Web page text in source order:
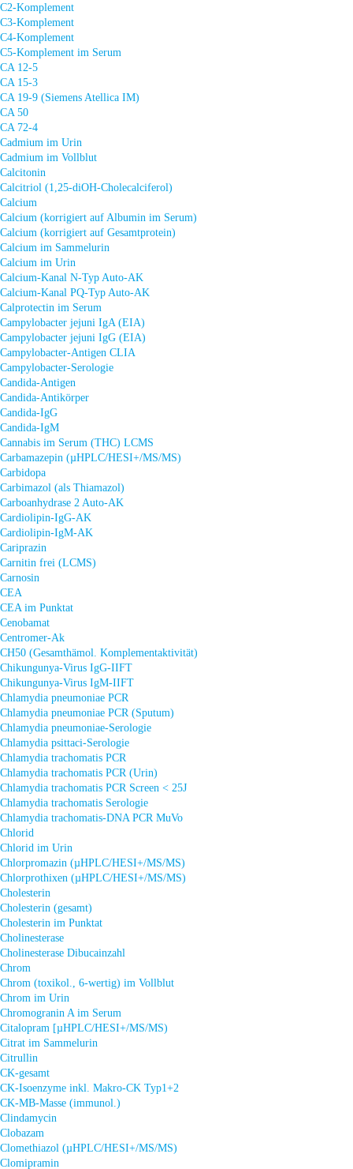
C2-Komplement
C3-Komplement
C4-Komplement
C5-Komplement im Serum
CA 12-5
CA 15-3
CA 19-9 (Siemens Atellica IM)
CA 50
CA 72-4
Cadmium im Urin
Cadmium im Vollblut
Calcitonin
Calcitriol (1,25-diOH-Cholecalciferol)
Calcium
Calcium (korrigiert auf Albumin im Serum)
Calcium (korrigiert auf Gesamtprotein)
Calcium im Sammelurin
Calcium im Urin
Calcium-Kanal N-Typ Auto-AK
Calcium-Kanal PQ-Typ Auto-AK
Calprotectin im Serum
Campylobacter jejuni IgA (EIA)
Campylobacter jejuni IgG (EIA)
Campylobacter-Antigen CLIA
Campylobacter-Serologie
Candida-Antigen
Candida-Antikörper
Candida-IgG
Candida-IgM
Cannabis im Serum (THC) LCMS
Carbamazepin (µHPLC/HESI+/MS/MS)
Carbidopa
Carbimazol (als Thiamazol)
Carboanhydrase 2 Auto-AK
Cardiolipin-IgG-AK
Cardiolipin-IgM-AK
Cariprazin
Carnitin frei (LCMS)
Carnosin
CEA
CEA im Punktat
Cenobamat
Centromer-Ak
CH50 (Gesamthämol. Komplementaktivität)
Chikungunya-Virus IgG-IIFT
Chikungunya-Virus IgM-IIFT
Chlamydia pneumoniae PCR
Chlamydia pneumoniae PCR (Sputum)
Chlamydia pneumoniae-Serologie
Chlamydia psittaci-Serologie
Chlamydia trachomatis PCR
Chlamydia trachomatis PCR (Urin)
Chlamydia trachomatis PCR Screen < 25J
Chlamydia trachomatis Serologie
Chlamydia trachomatis-DNA PCR MuVo
Chlorid
Chlorid im Urin
Chlorpromazin (µHPLC/HESI+/MS/MS)
Chlorprothixen (µHPLC/HESI+/MS/MS)
Cholesterin
Cholesterin (gesamt)
Cholesterin im Punktat
Cholinesterase
Cholinesterase Dibucainzahl
Chrom
Chrom (toxikol., 6-wertig) im Vollblut
Chrom im Urin
Chromogranin A im Serum
Citalopram [µHPLC/HESI+/MS/MS)
Citrat im Sammelurin
Citrullin
CK-gesamt
CK-Isoenzyme inkl. Makro-CK Typ1+2
CK-MB-Masse (immunol.)
Clindamycin
Clobazam
Clomethiazol (µHPLC/HESI+/MS/MS)
Clomipramin